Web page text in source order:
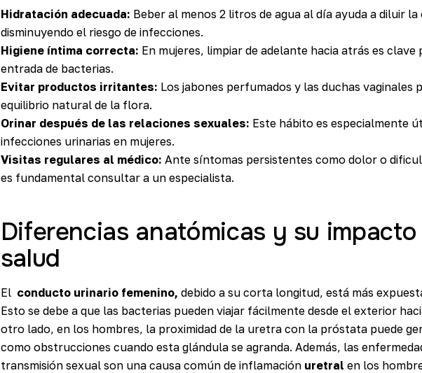
Hidratación adecuada: Beber al menos 2 litros de agua al día ayuda a diluir la
disminuyendo el riesgo de infecciones.
Higiene íntima correcta: En mujeres, limpiar de adelante hacia atrás es clave
entrada de bacterias.
Evitar productos irritantes: Los jabones perfumados y las duchas vaginales
equilibrio natural de la flora.
Orinar después de las relaciones sexuales: Este hábito es especialmente
infecciones urinarias en mujeres.
Visitas regulares al médico: Ante síntomas persistentes como dolor o
es fundamental consultar a un especialista.
Diferencias anatómicas y su impacto
salud
El conducto urinario femenino, debido a su corta longitud, está más
Esto se debe a que las bacterias pueden viajar fácilmente desde el exterior
otro lado, en los hombres, la proximidad de la uretra con la próstata puede
como obstrucciones cuando esta glándula se agranda. Además, las
transmisión sexual son una causa común de inflamación uretral en los